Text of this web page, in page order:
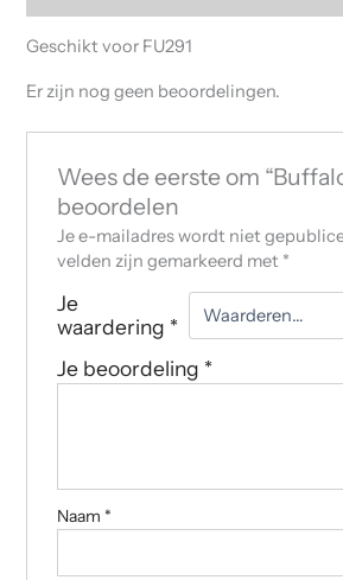
Geschikt voor FU291
Er zijn nog geen beoordelingen.
Wees de eerste om
beoordelen
Je e-mailadres wordt niet
velden zijn gemarkeerd met *
Je
waardering *
Je beoordeling *
Naam *